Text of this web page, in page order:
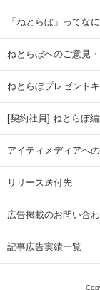
「ねとらぼ」ってな
ねとらぼへのご意見
ねとらぼプレゼント
[契約社員] ねとらぼ
アイティメディアへ
リリース送付先
広告掲載のお問い合
記事広告実績一覧